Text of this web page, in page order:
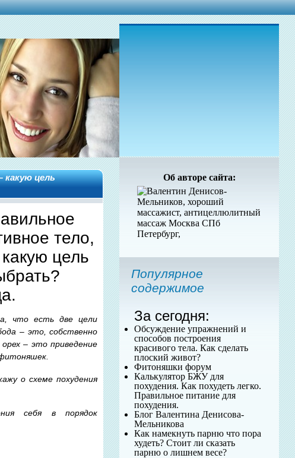
какую цель
тело,
цель
что есть две цели
– это, собственно
– это приведение
о схеме похудения
себя в порядок
Об авторе сайта:
Популярное
содержимое
За сегодня:
Обсуждение упражнений и
способов построения
красивого тела. Как сделать
плоский живот?
Фитоняшки форум
Калькулятор БЖУ для
похудения. Как похудеть легко.
Правильное питание для
похудения.
Блог Валентина Денисова-
Мельникова
Как намекнуть парню что пора
худеть? Стоит ли сказать
парню о лишнем весе?